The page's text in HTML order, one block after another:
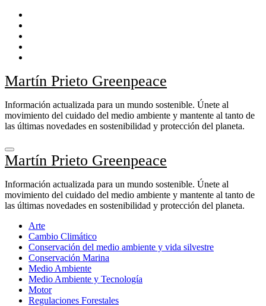
contenido
Martín Prieto Greenpeace
Información actualizada para un mundo sostenible. Únete al
movimiento del cuidado del medio ambiente y mantente al tanto de
las últimas novedades en sostenibilidad y protección del planeta.
Martín Prieto Greenpeace
Información actualizada para un mundo sostenible. Únete al
movimiento del cuidado del medio ambiente y mantente al tanto de
las últimas novedades en sostenibilidad y protección del planeta.
Arte
Cambio Climático
Conservación del medio ambiente y vida silvestre
Conservación Marina
Medio Ambiente
Medio Ambiente y Tecnología
Motor
Regulaciones Forestales